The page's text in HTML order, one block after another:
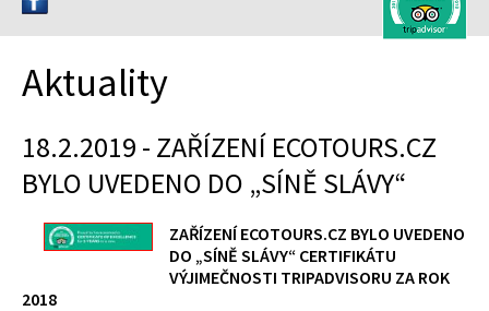
Aktuality
18.2.2019 - ZAŘÍZENÍ ECOTOURS.CZ
BYLO UVEDENO DO „SÍNĚ SLÁVY“
ZAŘÍZENÍECOTOURS.CZ BYLO UVEDENO
DO „SÍNĚ SLÁVY“ CERTIFIKÁTU
VÝJIMEČNOSTI TRIPADVISORU ZA ROK
2018